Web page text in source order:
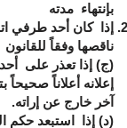
بإنتهاء مدته
إذا كان أحد طرفي
ناقصها وفقاً
(ج) إذا تعذر على
إعلانه أعلاناً
آخر خارج عن إراته.
(د) إذا استبعد حكم